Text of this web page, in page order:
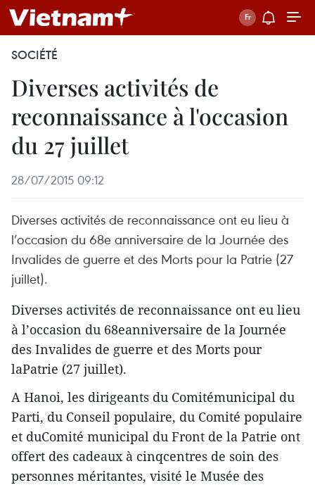
SOCIÉTÉ
Diverses activités de
reconnaissance à l'occasion
du 27 juillet
28/07/2015 09:12
Diverses activités de reconnaissance ont eu lieu à
l’occasion du 68e anniversaire de la Journée des
Invalides de guerre et des Morts pour la Patrie (27
juillet).
Diverses activités de reconnaissance ont eu lieu
à l’occasion du 68eanniversaire de la Journée
des Invalides de guerre et des Morts pour
laPatrie (27 juillet).
A Hanoi, les dirigeants du Comitémunicipal du
Parti, du Conseil populaire, du Comité populaire
et duComité municipal du Front de la Patrie ont
offert des cadeaux à cinqcentres de soin des
personnes méritantes, visité le Musée des